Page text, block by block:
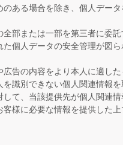
ある場合を除き、個人デー
部または一部を第三者に委
個人データの安全管理が図
告の内容をより本人に適し
識別できない個人関連情報
て、当該提供先が個人関連
様に必要な情報を提供した